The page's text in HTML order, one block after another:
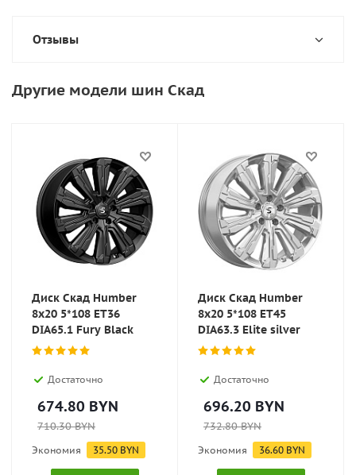
Отзывы
Другие модели шин Скад
Диск Скад Humber
8x20 5*108 ET36
DIA65.1 Fury Black
Достаточно
674.80 BYN
710.30BYN
Экономия 35.50 BYN
Диск Скад Humber
8x20 5*108 ET45
DIA63.3 Elite silver
Достаточно
696.20 BYN
732.80BYN
Экономия 36.60 BYN